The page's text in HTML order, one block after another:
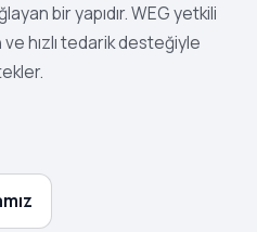
bir yapıdır. WEG yetkili
ve hızlı tedarik desteğiyle